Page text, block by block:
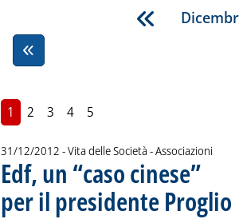
1 2 3 4 5
31/12/2012 - Vita delle Società - Associazioni
Edf, un “caso cinese”
per il presidente Proglio